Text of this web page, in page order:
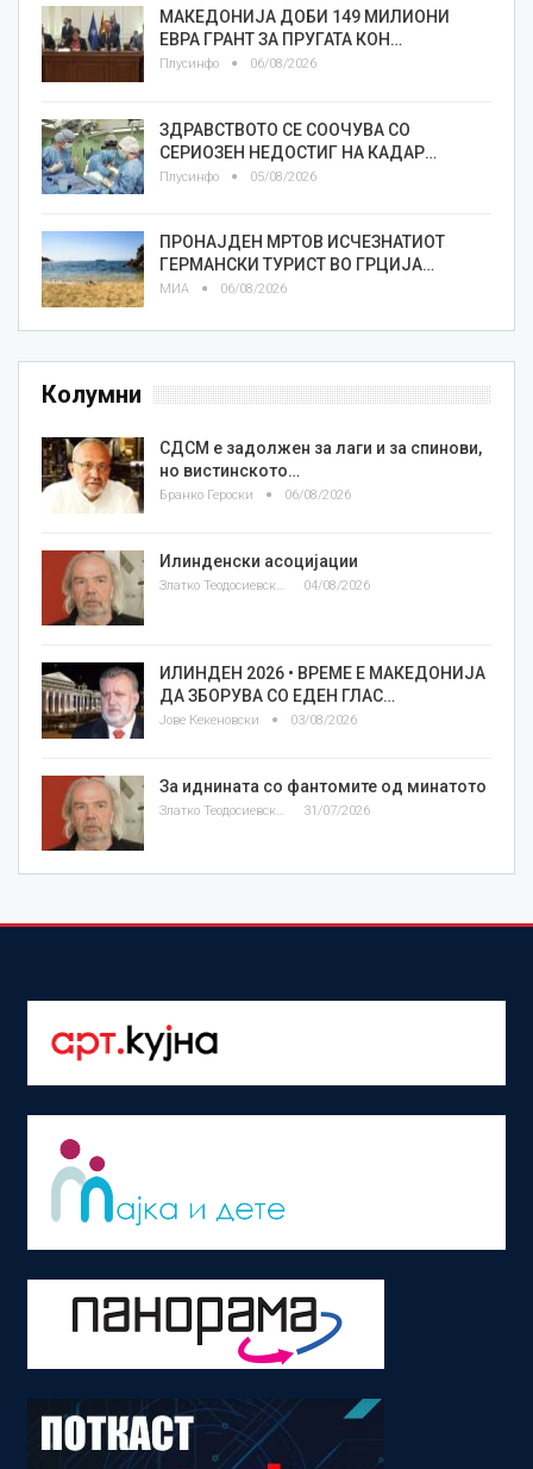
МАКЕДОНИЈА ДОБИ 149 МИЛИОНИ
ЕВРА ГРАНТ ЗА ПРУГАТА КОН…
Плусинфо 06/08/2026
ЗДРАВСТВОТО СЕ СООЧУВА СО
СЕРИОЗЕН НЕДОСТИГ НА КАДАР…
Плусинфо 05/08/2026
ПРОНАЈДЕН МРТОВ ИСЧЕЗНАТИОТ
ГЕРМАНСКИ ТУРИСТ ВО ГРЦИЈА…
МИА 06/08/2026
Колумни
СДСМ е задолжен за лаги и за спинови,
но вистинското…
Бранко Героски 06/08/2026
Илинденски асоцијации
04/08/2026
ИЛИНДЕН 2026 • ВРЕМЕ Е МАКЕДОНИЈА
ДА ЗБОРУВА СО ЕДЕН ГЛАС…
Јове Кекеновски 03/08/2026
За иднината со фантомите од минатото
Златко Теодосиевски 31/07/2026